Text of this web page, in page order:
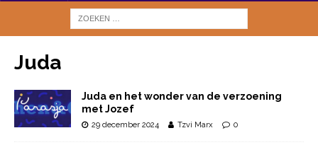
Juda
Juda en het wonder van de verzoening
met Jozef
29 december 2024 Tzvi Marx 0